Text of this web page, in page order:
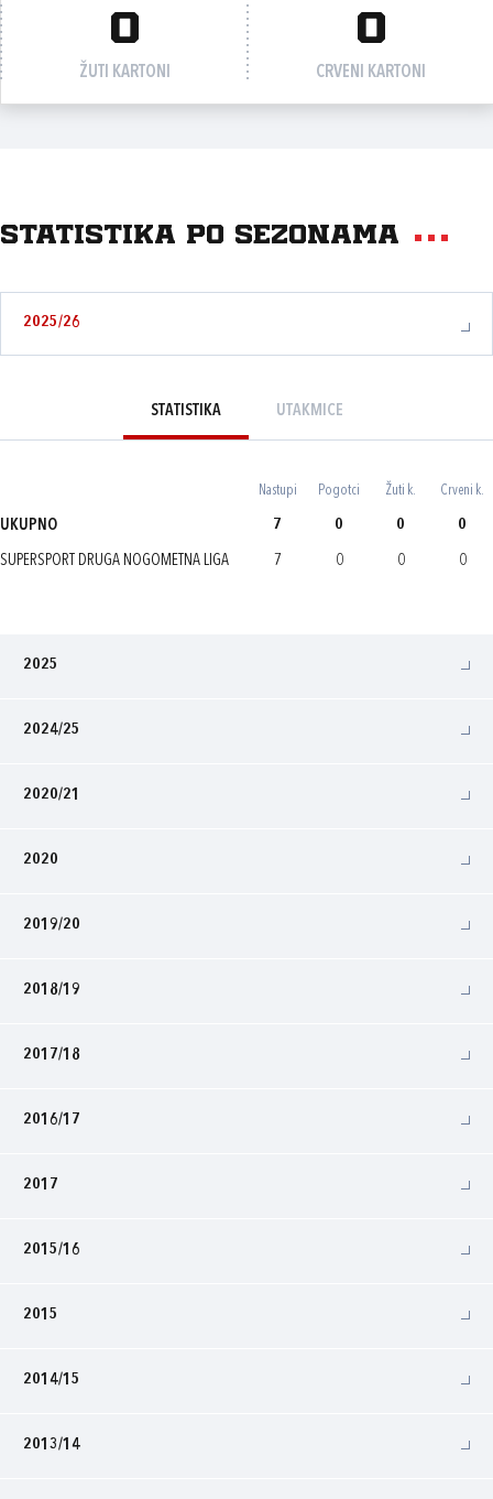
0
ŽUTI KARTONI
0
CRVENI KARTONI
Statistika po sezonama
2025/26
STATISTIKA UTAKMICE
Nastupi Pogotci Žuti k. Crveni k.
UKUPNO 7 0 0 0
SUPERSPORT DRUGA NOGOMETNA LIGA 7 0 0 0
2025
2024/25
2020/21
2020
2019/20
2018/19
2017/18
2016/17
2017
2015/16
2015
2014/15
2013/14